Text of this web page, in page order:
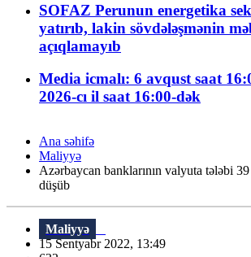
SOFAZ Perunun energetika
yatırıb, lakin sövdələşmənin
açıqlamayıb
Media icmalı: 6 avqust saat
2026-cı il saat 16:00-dək
Ana səhifə
Maliyyə
Azərbaycan banklarının valyuta tələbi
düşüb
Maliyyə
15 Sentyabr 2022, 13:49